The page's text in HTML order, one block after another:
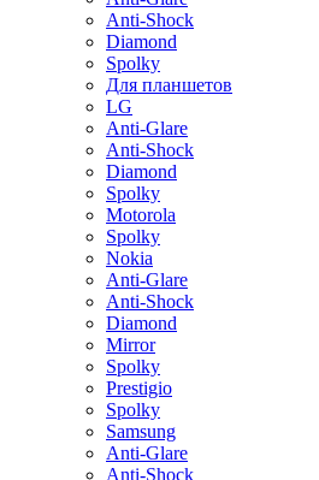
Anti-Shock
Diamond
Spolky
Для планшетов
LG
Anti-Glare
Anti-Shock
Diamond
Spolky
Motorola
Spolky
Nokia
Anti-Glare
Anti-Shock
Diamond
Mirror
Spolky
Prestigio
Spolky
Samsung
Anti-Glare
Anti-Shock